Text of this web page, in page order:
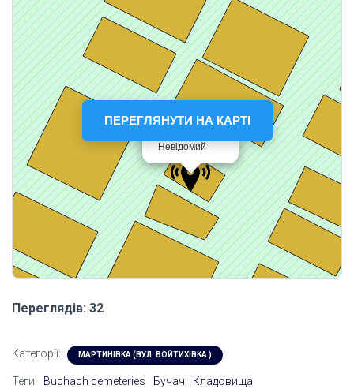
ПЕРЕГЛЯНУТИ НА КАРТІ
Переглядів: 32
Категорії: МАРТИНІВКА (ВУЛ. ВОЙТИХІВКА )
Теги: Buchach cemeteries Бучач
Кладовища